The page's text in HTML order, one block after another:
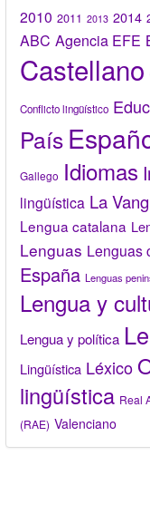
2010 2011 2013 2014
ABC Agencia EFE
Castellano
Conflicto lingüístico
País
Gallego Idiomas
lingüística La
Lengua catalana
Lenguas Lenguas
España Lenguas
Lengua y
Lengua y política
Lingüística Léxico
lingüística Real
(RAE) Valenciano